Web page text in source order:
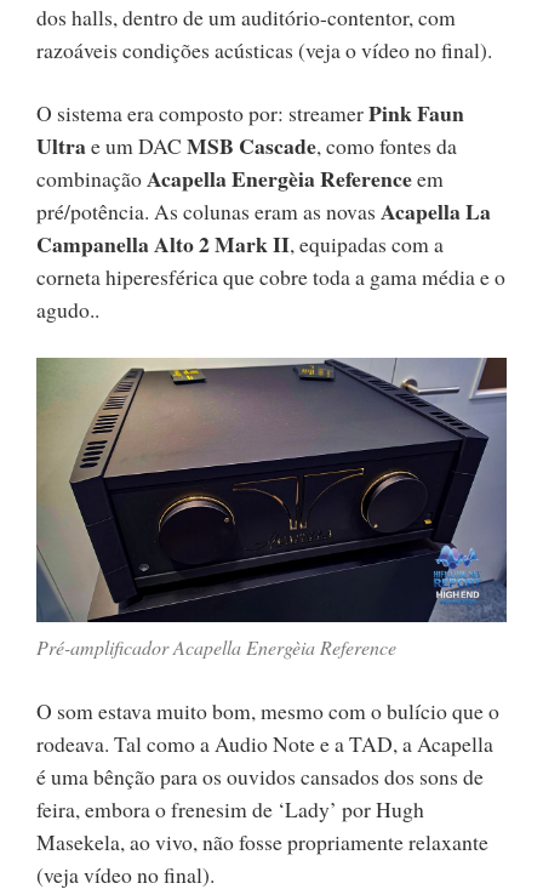
dos halls, dentro de um auditório-contentor, com
razoáveis condições acústicas (veja o vídeo no final).
O sistema era composto por: streamerPink Faun
Ultrae um DAC MSB Cascade, como fontes da
combinaçãoAcapella Energèia Referenceem
pré/potência. As colunas eram as novas Acapella La
Campanella Alto 2 Mark II, equipadas com a
corneta hiperesférica que cobre toda a gama média e o
agudo..
Pré-amplificador Acapella Energèia Reference
O som estava muito bom, mesmo com o bulício que o
rodeava. Tal como a Audio Note e a TAD, a Acapella
é uma bênção para os ouvidos cansados dos sons de
feira, embora o frenesim de ‘Lady’ por Hugh
Masekela, ao vivo, não fosse propriamente relaxante
(veja vídeo no final).